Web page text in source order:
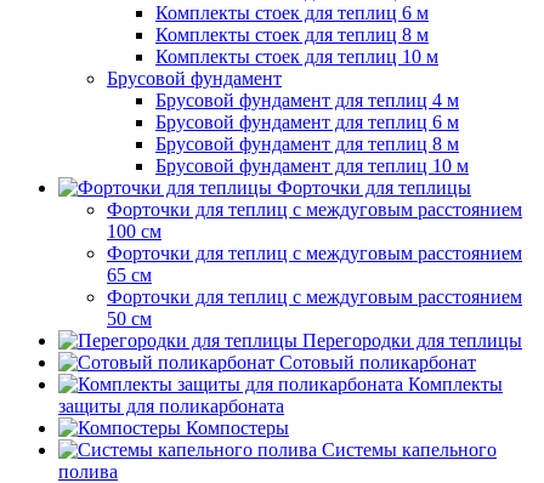
Комплекты стоек для теплиц 6 м
Комплекты стоек для теплиц 8 м
Комплекты стоек для теплиц 10 м
Брусовой фундамент
Брусовой фундамент для теплиц 4 м
Брусовой фундамент для теплиц 6 м
Брусовой фундамент для теплиц 8 м
Брусовой фундамент для теплиц 10 м
Форточки для теплицы
Форточки для теплиц с междуговым расстоянием
100 см
Форточки для теплиц с междуговым расстоянием
65 см
Форточки для теплиц с междуговым расстоянием
50 см
Перегородки для теплицы
Сотовый поликарбонат
Комплекты
защиты для поликарбоната
Компостеры
Системы капельного
полива